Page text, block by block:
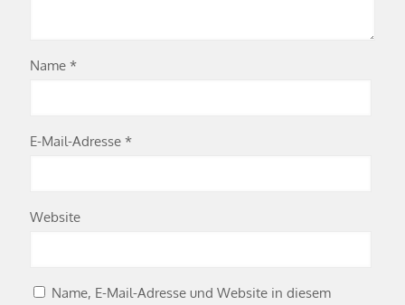
Name *
E-Mail-Adresse *
Website
Name, E-Mail-Adresse und Website in diesem